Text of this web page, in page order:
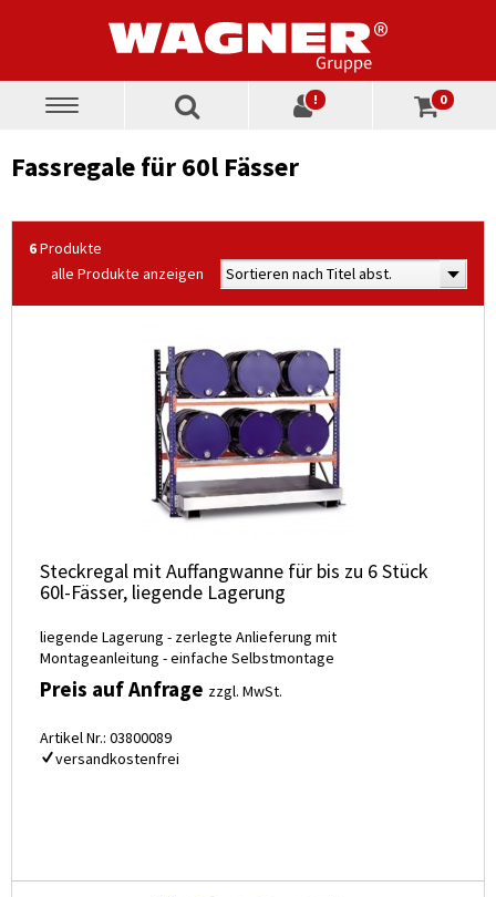
Toggle
! 0
Fassregale für 60l Fässer
6Produkte
Sortieren nach Titel abst.
alle Produkte anzeigen
Steckregal mit Auffangwanne für bis zu 6 Stück
60l-Fässer, liegende Lagerung
liegende Lagerung - zerlegte Anlieferung mit
Montageanleitung - einfache Selbstmontage
Preis auf Anfrage zzgl. MwSt.
Artikel Nr.: 03800089
versandkostenfrei